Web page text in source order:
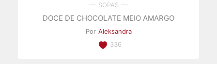
SOPAS
DOCE DE CHOCOLATE MEIO AMARGO
Por Aleksandra
336